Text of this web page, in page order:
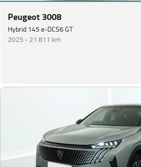
Peugeot 3008
Hybrid 145 e-DCS6 GT
2025 -21 811 km